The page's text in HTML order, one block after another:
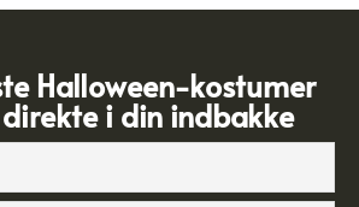
Halloween-kostumer
i din indbakke